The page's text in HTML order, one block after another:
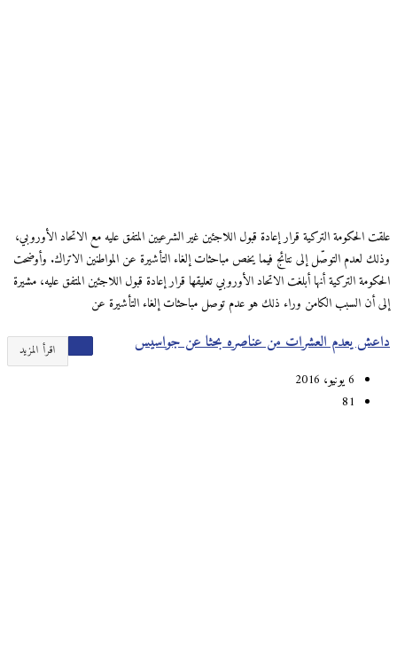
علقت الحكومة التركية قرار إعادة قبول اللاجئين غير الشرعيين المتفق عليه مع الاتحاد الأوروبي،
وذلك لعدم التوصّل إلى نتائج فيما يخص مباحثات إلغاء التأشيرة عن المواطنين الاتراك. وأوضحت
الحكومة التركية أنها أبلغت الاتحاد الأوروبي تعليقها قرار إعادة قبول اللاجئين المتفق عليه، مشيرة
إلى أن السبب الكامن وراء ذلك هو عدم توصل مباحثات إلغاء التأشيرة عن
اقرأ المزيد داعش يعدم العشرات من عناصره بحثا عن جواسيس
81